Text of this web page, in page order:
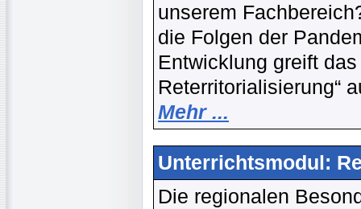
unserem
die Folgen der
Entwicklung greift
Reterritorialisierung“
Mehr ...
Unterrichtsmodul:
Die regionalen